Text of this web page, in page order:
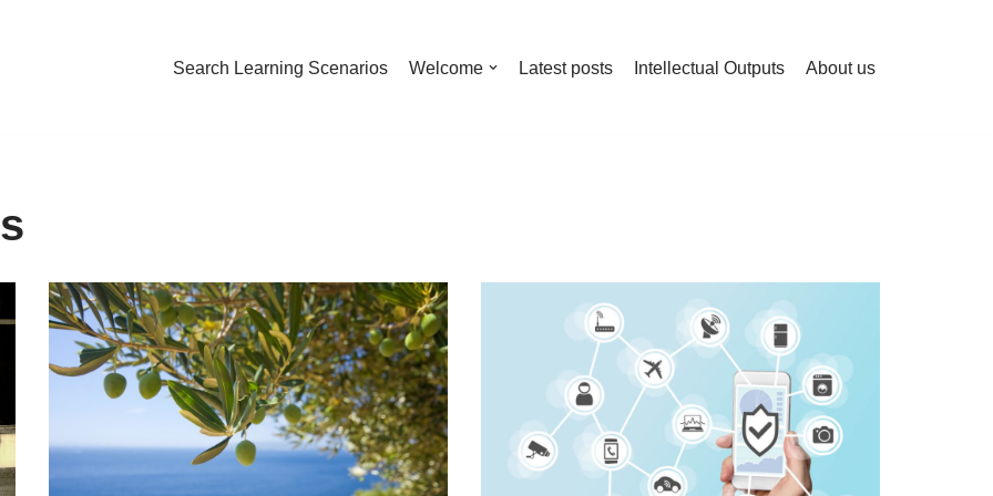
Search Learning Scenarios Welcome Latest posts Intellectual Outputs About us